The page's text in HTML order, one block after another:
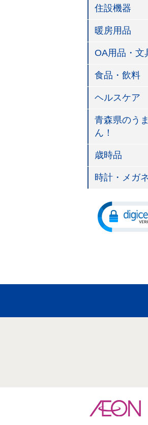
住設機器
暖房用品
OA用品・文
食品・飲料
ヘルスケア
青森県のう
ん！
歳時品
時計・メガ